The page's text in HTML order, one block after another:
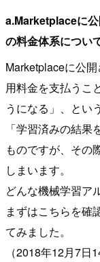
a.Marketplaceに
の料金体系につい
Marketplaceに公
用料金を支払うこ
うになる」、とい
「学習済みの結果
ものですが、その
しまいます。
どんな機械学習ア
まずはこちらを確
てみました。
（2018年12月7日